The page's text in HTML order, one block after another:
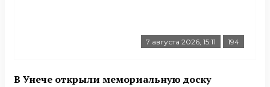
7 августа 2026, 15:11 194
В Унече открыли мемориальную доску